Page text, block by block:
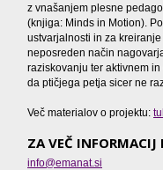
z vnašanjem plesne
(knjiga: Minds in Motion).
ustvarjalnosti in za
neposreden način
raziskovanju ter aktivnem
da ptičjega petja sicer ne
Več materialov o projektu:
ZA VEČ INFORMACIJ
info@emanat.si